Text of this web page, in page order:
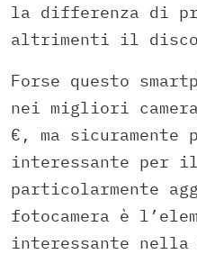
la differenza di
altrimenti il
Forse questo
nei migliori
€, ma
interessante per
particolarmente
fotocamera è
interessante